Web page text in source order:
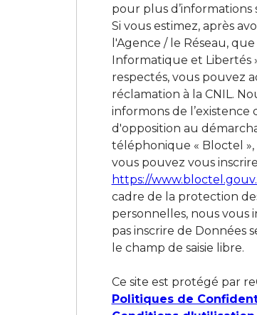
pour plus d’informations
Si vous estimez, après
l'Agence / le Réseau,
Informatique et Libertés
respectés, vous pouvez
réclamation à la CNIL.
informons de l’existence
d'opposition au
téléphonique « Bloctel
vous pouvez vous inscrire
https://
cadre de la protection
personnelles, nous vous
pas inscrire de Données
le champ de saisie libre.
Ce site est protégé par
Politiques de